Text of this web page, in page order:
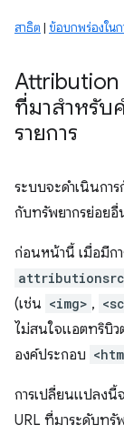
สาธิต | ข้อบกพร่องในก
Attribution
ที่มาสำหรับ
รายการ
ระบบจะดำเนินกา
กับทรัพยากรย่อยอื่
ก่อนหน้านี้ เมื่อมีกา
attributionsrc
(เช่น <img> ,
ไม่สนใจแอตทริบิว
องค์ประกอบ
การเปลี่ยนแปลงนี้
URL ที่มาระดับทรั